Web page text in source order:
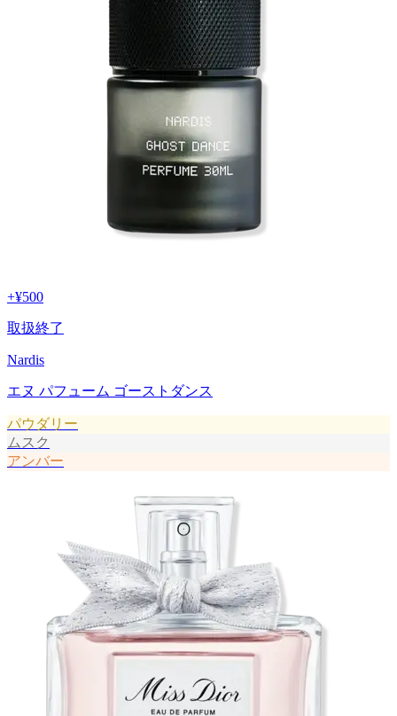
+¥500
取扱終了
Nardis
エヌ パフューム ゴーストダンス
パウダリー
ムスク
アンバー